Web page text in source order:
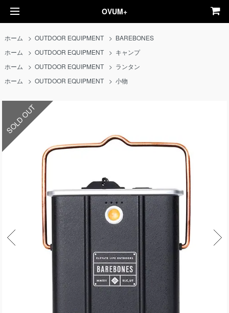
OVUM+
ホーム >OUTDOOR EQUIPMENT > BAREBONES
ホーム
>OUTDOOR EQUIPMENT > キャンプ
ホーム
>OUTDOOR EQUIPMENT > ランタン
ホーム
>OUTDOOR EQUIPMENT >小物
SOLD OUT